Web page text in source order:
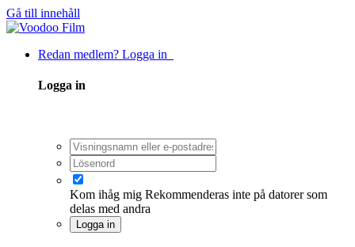
Gå till innehåll
Redan medlem? Logga in
Logga in
Kom ihåg mig Rekommenderas inte på datorer som
delas med andra
Logga in